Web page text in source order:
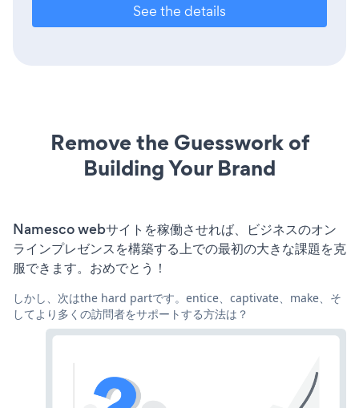
See the details
Remove the Guesswork of
Building Your Brand
Namesco webサイトを稼働させれば、ビジネスのオン
ラインプレゼンスを構築する上での最初の大きな課題を克
服できます。おめでとう！
しかし、次はthe hard partです。entice、captivate、make、そ
してより多くの訪問者をサポートする方法は？